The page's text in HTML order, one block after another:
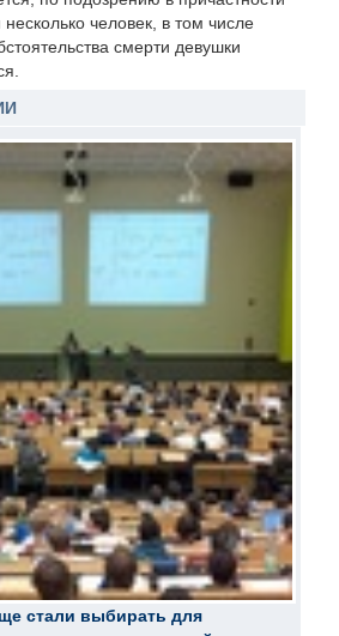
человек, в том числе
смерти девушки
стали выбирать для